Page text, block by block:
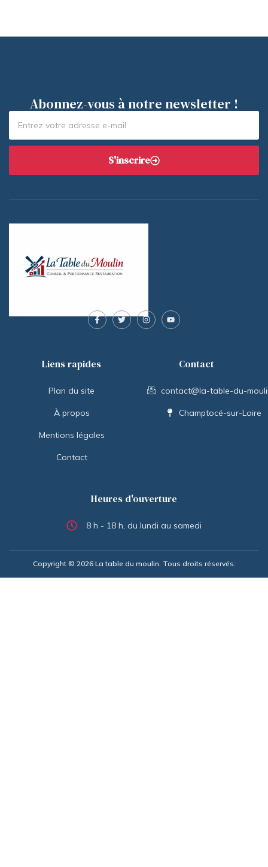
Abonnez-vous à notre newsletter !
S'inscrire
Liens rapides
Plan du site
À propos
Mentions légales
Contact
Contact
contact@la-table-du-
Champtocé-sur-Loire
Heures d'ouverture
8 h - 18 h, du lundi au samedi
Copyright © 2026 La table du moulin. Tous droits réservés.